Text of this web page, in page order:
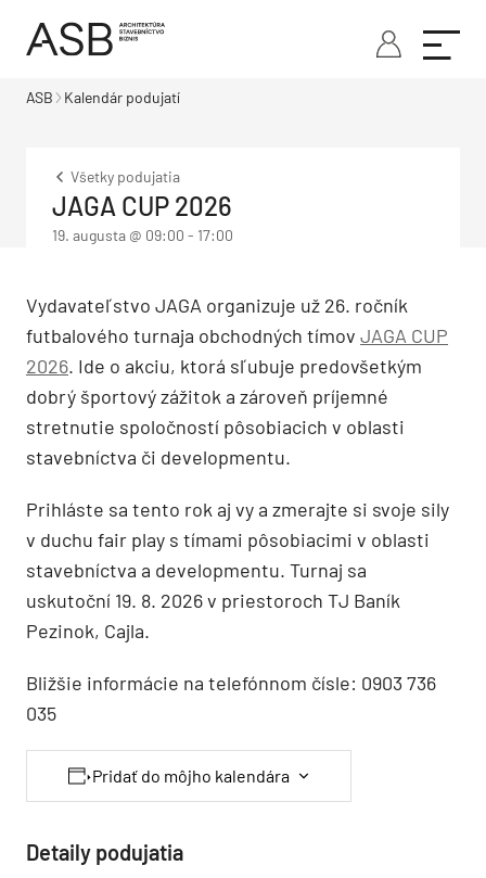
ASB Kalendár podujatí
Všetky podujatia
JAGA CUP 2026
19. augusta @ 09:00 - 17:00
Vydavateľstvo JAGA organizuje už 26. ročník
futbalového turnaja obchodných tímov JAGA CUP
2026. Ide o akciu, ktorá sľubuje predovšetkým
dobrý športový zážitok a zároveň príjemné
stretnutie spoločností pôsobiacich v oblasti
stavebníctva či developmentu.
Prihláste sa tento rok aj vy a zmerajte si svoje sily
v duchu fair play s tímami pôsobiacimi v oblasti
stavebníctva a developmentu. Turnaj sa
uskutoční 19. 8. 2026 v priestoroch TJ Baník
Pezinok, Cajla.
Bližšie informácie na telefónnom čísle: 0903 736
035
Pridať do môjho kalendára
Detaily podujatia